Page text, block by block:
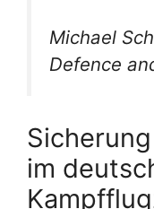
Michael
Defence
im